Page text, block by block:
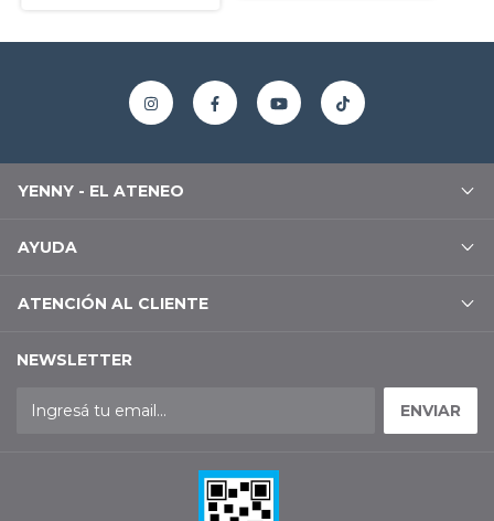
YENNY - EL ATENEO
AYUDA
ATENCIÓN AL CLIENTE
NEWSLETTER